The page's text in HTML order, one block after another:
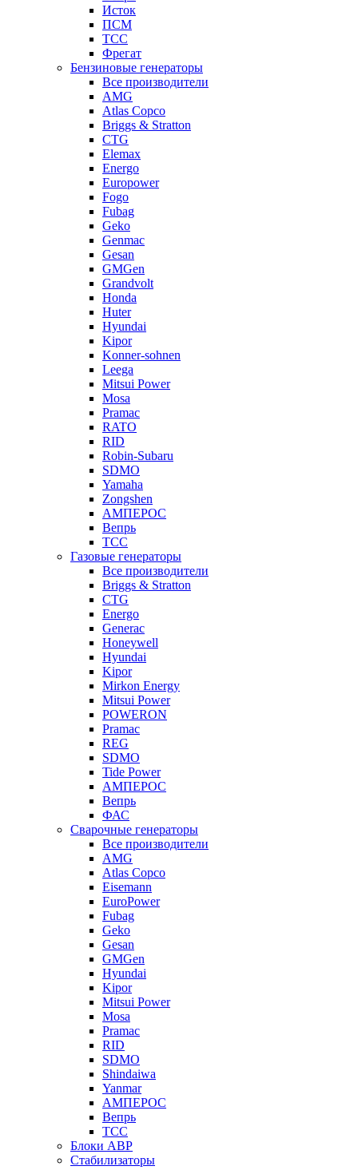
Исток
ПСМ
ТСС
Фрегат
Бензиновые генераторы
Все производители
AMG
Atlas Copco
Briggs & Stratton
CTG
Elemax
Energo
Europower
Fogo
Fubag
Geko
Genmac
Gesan
GMGen
Grandvolt
Honda
Huter
Hyundai
Kipor
Konner-sohnen
Leega
Mitsui Power
Mosa
Pramac
RATO
RID
Robin-Subaru
SDMO
Yamaha
Zongshen
АМПЕРОС
Вепрь
ТСС
Газовые генераторы
Все производители
Briggs & Stratton
CTG
Energo
Generac
Honeywell
Hyundai
Kipor
Mirkon Energy
Mitsui Power
POWERON
Pramac
REG
SDMO
Tide Power
АМПЕРОС
Вепрь
ФАС
Сварочные генераторы
Все производители
AMG
Atlas Copco
Eisemann
EuroPower
Fubag
Geko
Gesan
GMGen
Hyundai
Kipor
Mitsui Power
Mosa
Pramac
RID
SDMO
Shindaiwa
Yanmar
АМПЕРОС
Вепрь
ТСС
Блоки АВР
Стабилизаторы